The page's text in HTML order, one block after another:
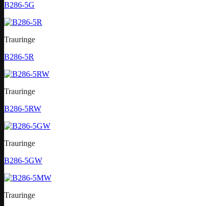
B286-5G
Trauringe
B286-5R
Trauringe
B286-5RW
Trauringe
B286-5GW
Trauringe